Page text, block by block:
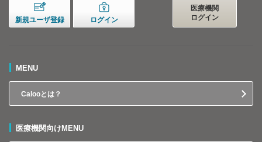
新規ユーザ登録 ログイン
医療機関
ログイン
MENU
Calooとは？
医療機関向けMENU